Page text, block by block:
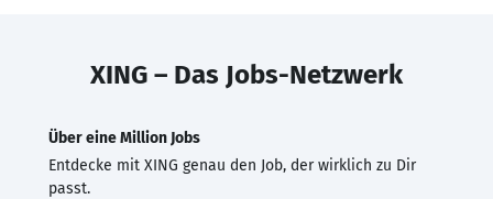
XING – Das Jobs-Netzwerk
Über eine Million Jobs
Entdecke mit XING genau den Job, der wirklich zu Dir
passt.